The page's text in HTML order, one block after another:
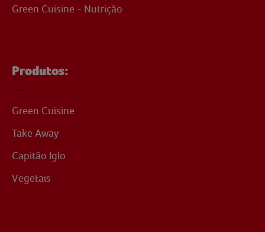
Green Cuisine - Nutrição
Produtos:
Green Cuisine
Take Away
Capitão Iglo
Vegetais